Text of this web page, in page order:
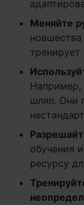
Меняйте
тренирует
Например,
шляп. Они
обучения
ресурсу